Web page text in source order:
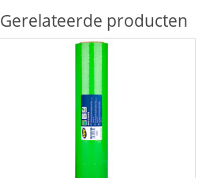
Gerelateerde producten